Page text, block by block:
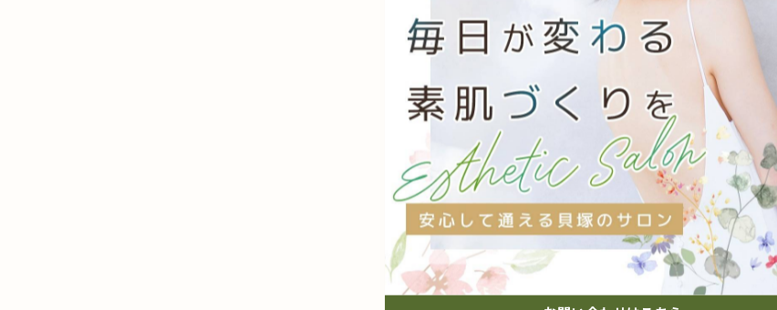
一覧に戻る
関連タグ
#貝塚 #脱毛